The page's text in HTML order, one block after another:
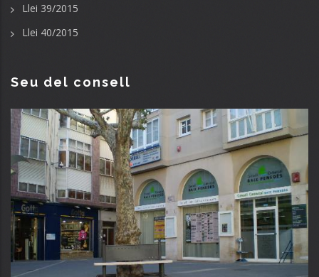
Llei 39/2015
Llei 40/2015
Seu del consell